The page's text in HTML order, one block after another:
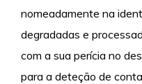
nomeadamente na
degradadas e
com a sua perícia no
para a deteção de